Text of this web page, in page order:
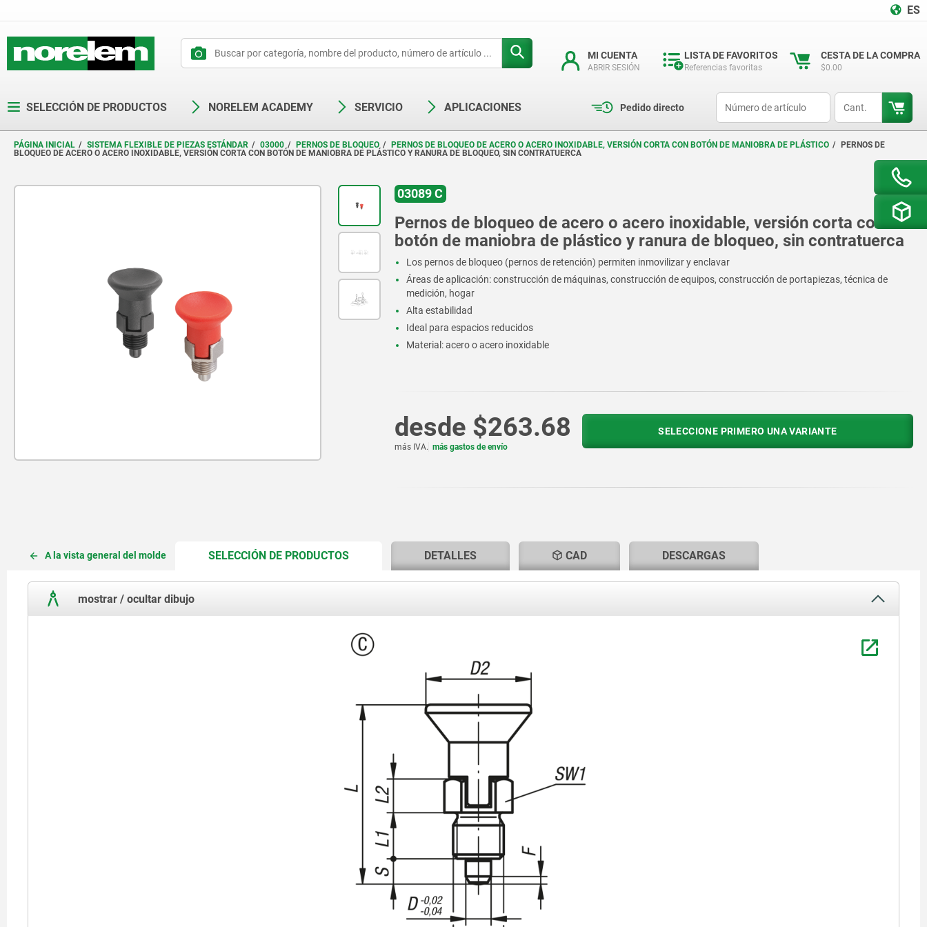
ES
MI CUENTA
ABRIR SESIÓN
LISTA DE FAVORITOS
Referencias favoritas
CESTA DE LA COMPRA
$0.00
SELECCIÓN DE PRODUCTOS NORELEM ACADEMY SERVICIO APLICACIONES Pedido directo
PÁGINA INICIAL SISTEMA FLEXIBLE DE PIEZAS ESTÁNDAR 03000 PERNOS DE BLOQUEO PERNOS DE BLOQUEO DE ACERO O ACERO INOXIDABLE, VERSIÓN CORTA CON BOTÓN DE MANIOBRA DE PLÁSTICO
PERNOS DE
BLOQUEO DE ACERO O ACERO INOXIDABLE, VERSIÓN CORTA CON BOTÓN DE MANIOBRA DE PLÁSTICO Y RANURA DE BLOQUEO, SIN CONTRATUERCA
03089 C
Pernos de bloqueo de acero o acero inoxidable, versión corta con
botón de maniobra de plástico y ranura de bloqueo, sin contratuerca
Los pernos de bloqueo (pernos de retención) permiten inmovilizar y enclavar
Áreas de aplicación: construcción de máquinas, construcción de equipos, construcción de portapiezas, técnica de
medición, hogar
Alta estabilidad
Ideal para espacios reducidos
Material: acero o acero inoxidable
desde $263.68
más IVA. más gastos de envío
SELECCIONE PRIMERO UNA VARIANTE
A la vista general del molde SELECCIÓN DE PRODUCTOSCURRENT
CURRENT
DETALLES CAD DESCARGAS
mostrar / ocultar dibujo